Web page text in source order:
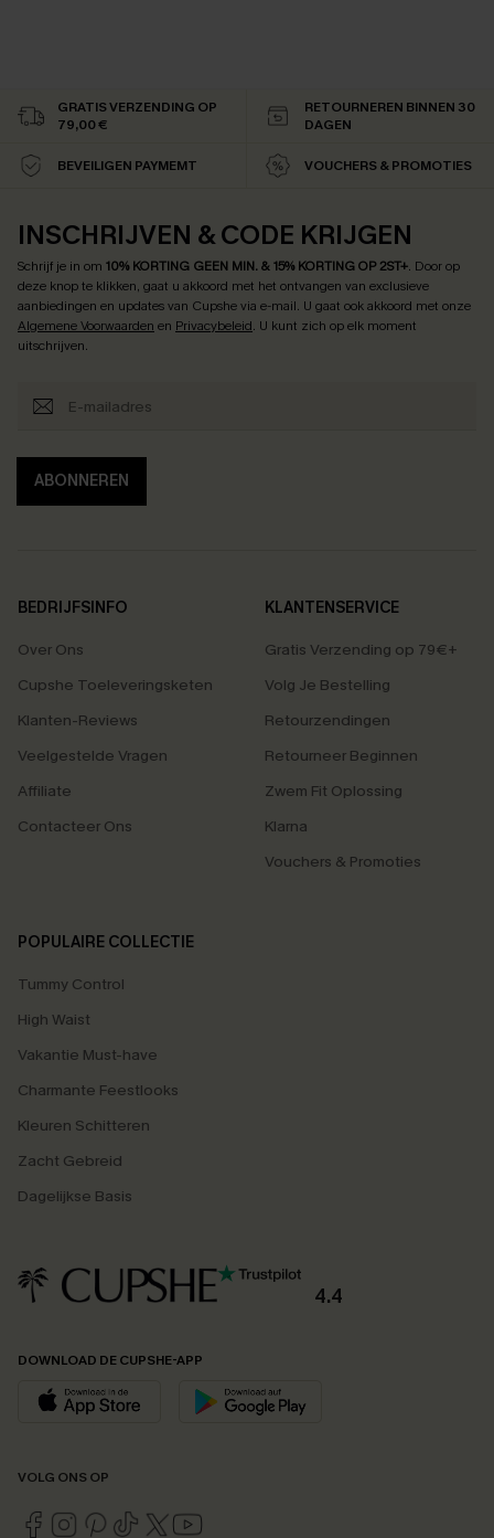
GRATIS VERZENDING OP
79,00 €
RETOURNEREN BINNEN 30
DAGEN
BEVEILIGEN PAYMEMT VOUCHERS & PROMOTIES
INSCHRIJVEN & CODE KRIJGEN
Schrijf je in om 10% KORTING GEEN MIN. & 15% KORTING OP 2ST+. Door op
deze knop te klikken, gaat u akkoord met het ontvangen van exclusieve
aanbiedingen en updates van Cupshe via e-mail. U gaat ook akkoord met onze
Algemene Voorwaarden en Privacybeleid. U kunt zich op elk moment
uitschrijven.
ABONNEREN
BEDRIJFSINFO
Over Ons
Cupshe Toeleveringsketen
Klanten-Reviews
Veelgestelde Vragen
Affiliate
Contacteer Ons
KLANTENSERVICE
Gratis Verzending op 79€+
Volg Je Bestelling
Retourzendingen
Retourneer Beginnen
Zwem Fit Oplossing
Klarna
Vouchers & Promoties
POPULAIRE COLLECTIE
Tummy Control
High Waist
Vakantie Must-have
Charmante Feestlooks
Kleuren Schitteren
Zacht Gebreid
Dagelijkse Basis
4.4
DOWNLOAD DE CUPSHE-APP
VOLG ONS OP